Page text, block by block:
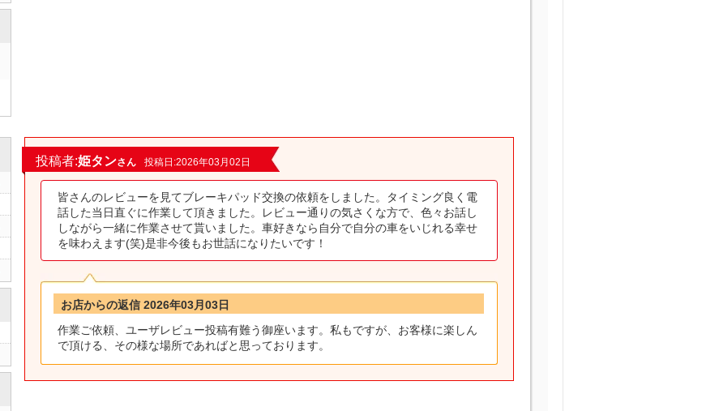
投稿者:姫タンさん 投稿日:2026年03月02日
皆さんのレビューを見てブレーキパッド交換の依頼をしました。タイミング良く電
話した当日直ぐに作業して頂きました。レビュー通りの気さくな方で、色々お話し
しながら一緒に作業させて貰いました。車好きなら自分で自分の車をいじれる幸せ
を味わえます(笑)是非今後もお世話になりたいです！
お店からの返信 2026年03月03日
作業ご依頼、ユーザレビュー投稿有難う御座います。私もですが、お客様に楽しん
で頂ける、その様な場所であればと思っております。